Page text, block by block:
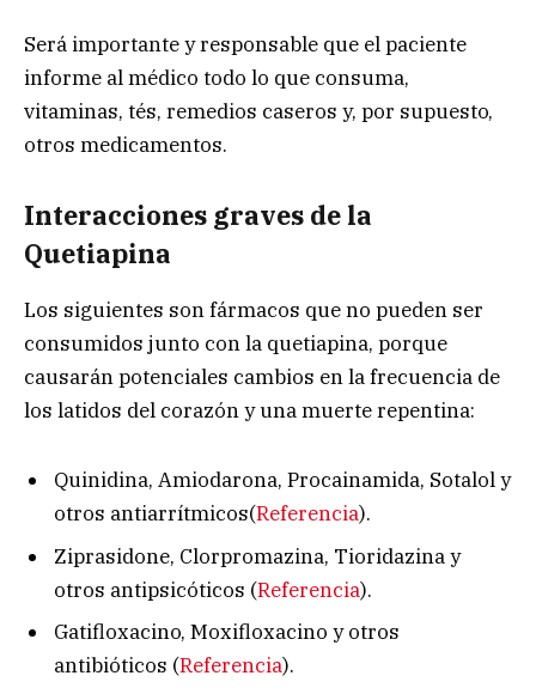
Será importante y responsable que el paciente
informe al médico todo lo que consuma,
vitaminas, tés, remedios caseros y, por supuesto,
otros medicamentos.
Interacciones graves de la
Quetiapina
Los siguientes son fármacos que no pueden ser
consumidos junto con la quetiapina, porque
causarán potenciales cambios en la frecuencia de
los latidos del corazón y una muerte repentina:
Quinidina, Amiodarona, Procainamida, Sotalol y
otros antiarrítmicos(Referencia).
Ziprasidone, Clorpromazina, Tioridazina y
otros antipsicóticos (Referencia).
Gatifloxacino, Moxifloxacino y otros
antibióticos (Referencia).